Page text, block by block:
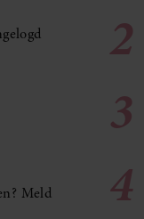
Meld
2
3
4